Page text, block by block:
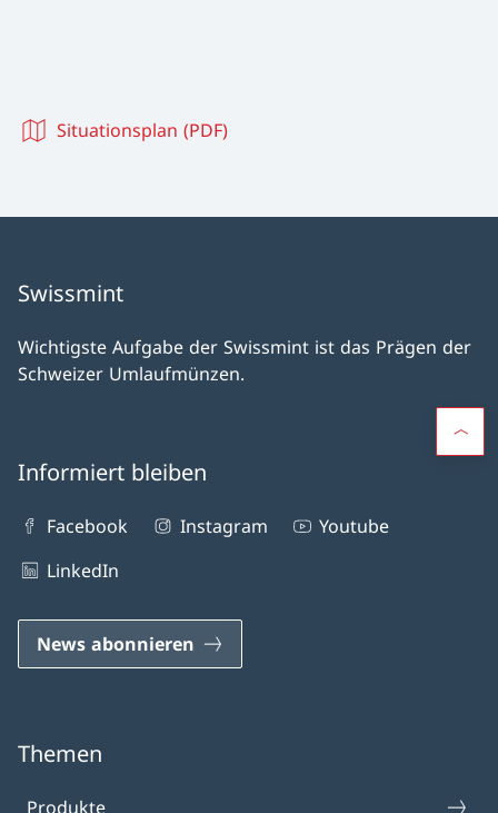
Situationsplan (PDF)
Swissmint
Wichtigste Aufgabe der Swissmint ist das Prägen der
Schweizer Umlaufmünzen.
Informiert bleiben
Facebook Instagram
Youtube
LinkedIn
News abonnieren
Themen
Produkte